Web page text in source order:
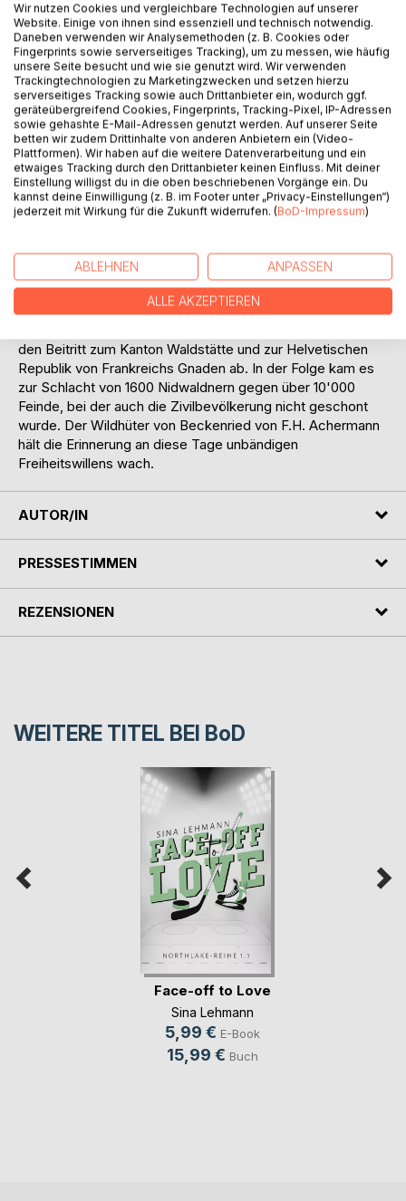
BESCHREIBUNG
Der Wildhüter von Beckenried
Die Schreckenstage von Nidwalden
Nach dem Fall von Bern am 5. März 1798 stellte sich kaum
heranrückenden Franzosen entgegen und schon am 12.
April des Jahres gründete sich in Aarau die Helvetische
Republik. Nur fünf Kantone und zwei zugewandte Orte
waren nicht vertreten. Darunter auch Nidwalden. Die
den Beitritt zum Kanton Waldstätte und zur Helvetischen
Republik von Frankreichs Gnaden ab. In der Folge kam es
zur Schlacht von 1600 Nidwaldnern gegen über 10'000
Feinde, bei der auch die Zivilbevölkerung nicht geschont
wurde. Der Wildhüter von Beckenried von F.H. Achermann
hält die Erinnerung an diese Tage unbändigen
Freiheitswillens wach.
AUTOR/IN
PRESSESTIMMEN
REZENSIONEN
WEITERE TITEL BEI BoD
Face-off to Love
Sina Lehmann
5,99 € E-Book
15,99 € Buch
Wir nutzen Cookies und vergleichbare Technologien auf unserer
Website. Einige von ihnen sind essenziell und technisch notwendig.
Daneben verwenden wir Analysemethoden (z. B. Cookies oder
Fingerprints sowie serverseitiges Tracking), um zu messen, wie häufig
unsere Seite besucht und wie sie genutzt wird. Wir verwenden
Trackingtechnologien zu Marketingzwecken und setzen hierzu
serverseitiges Tracking sowie auch Drittanbieter ein, wodurch ggf.
geräteübergreifend Cookies, Fingerprints, Tracking-Pixel, IP-Adressen
sowie gehashte E-Mail-Adressen genutzt werden. Auf unserer Seite
betten wir zudem Drittinhalte von anderen Anbietern ein (Video-
Plattformen). Wir haben auf die weitere Datenverarbeitung und ein
etwaiges Tracking durch den Drittanbieter keinen Einfluss. Mit deiner
Einstellung willigst du in die oben beschriebenen Vorgänge ein. Du
kannst deine Einwilligung (z. B. im Footer unter „Privacy-Einstellungen“)
jederzeit mit Wirkung für die Zukunft widerrufen. (BoD-Impressum)
ABLEHNEN ANPASSEN
ALLE AKZEPTIEREN